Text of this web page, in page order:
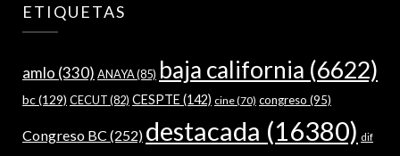
ETIQUETAS
amlo (330) ANAYA(85) baja california (6622)
bc(129) CECUT(82) CESPTE (142) cine(70) congreso (95)
Congreso BC (252) destacada (16380) dif